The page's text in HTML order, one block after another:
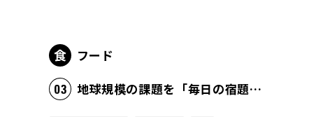
フード
地球規模の課題を「毎日の宿題」としてローカルに解決を図る